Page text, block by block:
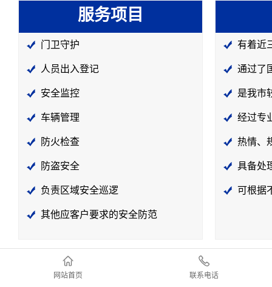
服务项目
门卫守护
人员出入登记
安全监控
车辆管理
防火检查
防盗安全
负责区域安全巡逻
其他应客户要求的安全防范
有着近
通过了
是我市
经过专
热情、
具备处
可根据
网站首页 联系电话